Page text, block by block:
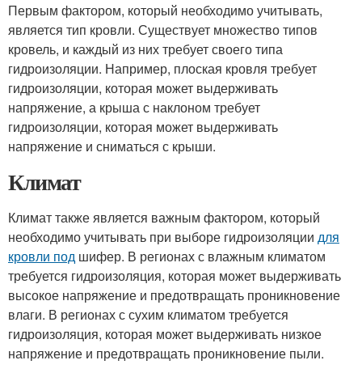
Первым фактором, который необходимо учитывать,
является тип кровли. Существует множество типов
кровель, и каждый из них требует своего типа
гидроизоляции. Например, плоская кровля требует
гидроизоляции, которая может выдерживать
напряжение, а крыша с наклоном требует
гидроизоляции, которая может выдерживать
напряжение и сниматься с крыши.
Климат
Климат также является важным фактором, который
необходимо учитывать при выборе гидроизоляции для
кровли под шифер. В регионах с влажным климатом
требуется гидроизоляция, которая может выдерживать
высокое напряжение и предотвращать проникновение
влаги. В регионах с сухим климатом требуется
гидроизоляция, которая может выдерживать низкое
напряжение и предотвращать проникновение пыли.